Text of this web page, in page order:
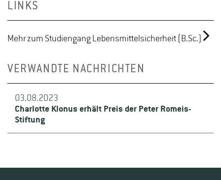
LINKS
Mehr zum Studiengang Lebensmittelsicherheit (B.Sc.)
VERWANDTE NACHRICHTEN
03.08.2023
Charlotte Klonus erhält Preis der Peter Romeis-
Stiftung